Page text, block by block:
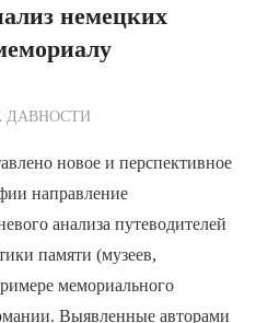
немецких
Редакции
ДАВНОСТИ
новое и перспективное
направление
анализа путеводителей
памяти (музеев,
мемориального
Выявленные авторами